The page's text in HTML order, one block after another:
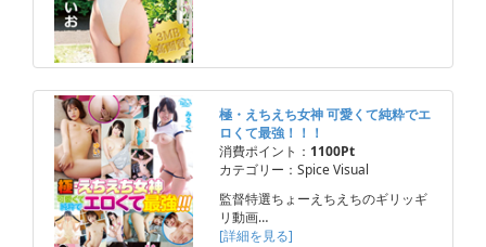
極・えちえち女神 可愛くて純粋でエ
ロくて最強！！！
消費ポイント： 1100Pt
カテゴリー：Spice Visual
監督特選ちょーえちえちのギリッギ
リ動画…
[詳細を見る]